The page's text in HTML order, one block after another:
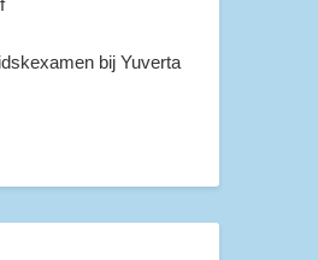
bij Yuverta